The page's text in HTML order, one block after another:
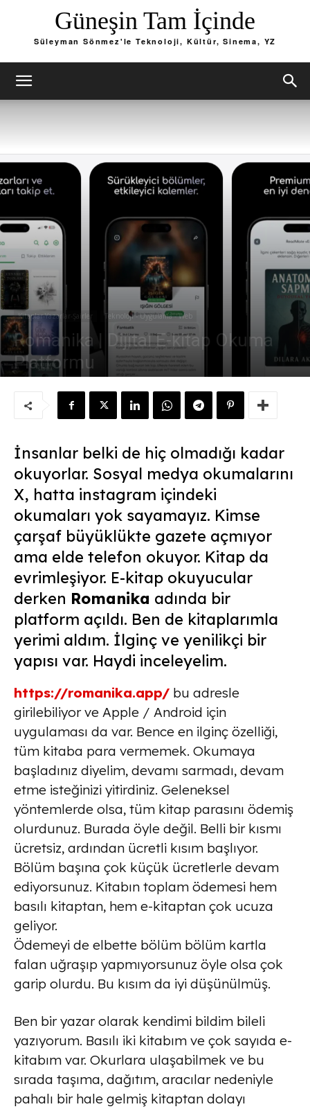
Güneşin Tam İçinde
Süleyman Sönmez'le Teknoloji, Kültür, Sinema, YZ
Kitaplar-Yazarlar-Şairler Teknoloji - Uygulama - Web
Romanika | Dijital E-kitap Okuma
Platformu
İnsanlar belki de hiç olmadığı kadar
okuyorlar. Sosyal medya okumalarını
X, hatta instagram içindeki
okumaları yok sayamayız. Kimse
çarşaf büyüklükte gazete açmıyor
ama elde telefon okuyor. Kitap da
evrimleşiyor. E-kitap okuyucular
derken Romanika adında bir
platform açıldı. Ben de kitaplarımla
yerimi aldım. İlginç ve yenilikçi bir
yapısı var. Haydi inceleyelim.
https://romanika.app/ bu adresle
girilebiliyor ve Apple / Android için
uygulaması da var. Bence en ilginç özelliği,
tüm kitaba para vermemek. Okumaya
başladınız diyelim, devamı sarmadı, devam
etme isteğinizi yitirdiniz. Geleneksel
yöntemlerde olsa, tüm kitap parasını ödemiş
olurdunuz. Burada öyle değil. Belli bir kısmı
ücretsiz, ardından ücretli kısım başlıyor.
Bölüm başına çok küçük ücretlerle devam
ediyorsunuz. Kitabın toplam ödemesi hem
basılı kitaptan, hem e-kitaptan çok ucuza
geliyor.
Ödemeyi de elbette bölüm bölüm kartla
falan uğraşıp yapmıyorsunuz öyle olsa çok
garip olurdu. Bu kısım da iyi düşünülmüş.
Ben bir yazar olarak kendimi bildim bileli
yazıyorum. Basılı iki kitabım ve çok sayıda e-
kitabım var. Okurlara ulaşabilmek ve bu
sırada taşıma, dağıtım, aracılar nedeniyle
pahalı bir hale gelmiş kitaptan dolayı